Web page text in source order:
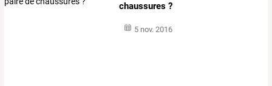
chaussures ?
5 nov. 2016